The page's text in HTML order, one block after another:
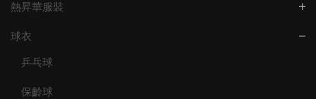
熱昇華服裝
球衣
乒乓球
保齡球